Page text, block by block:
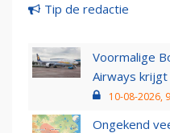
Tip de redactie
Voormalige
Airways krijgt
10-08-2026,
Ongekend